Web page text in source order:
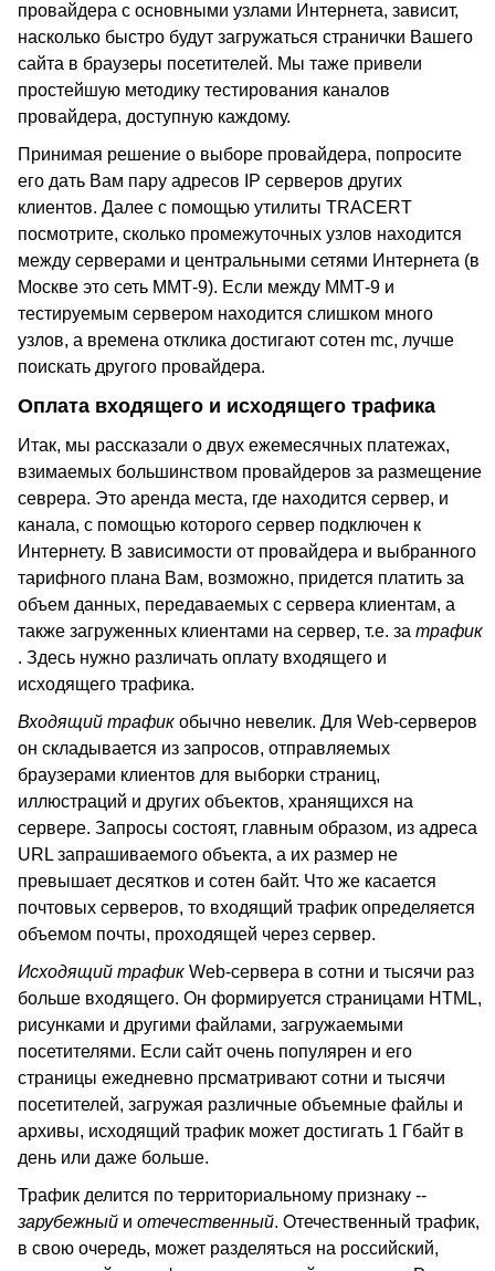
провайдера с основными узлами Интернета, зависит,
насколько быстро будут загружаться странички Вашего
сайта в браузеры посетителей. Мы таже привели
простейшую методику тестирования каналов
провайдера, доступную каждому.
Принимая решение о выборе провайдера, попросите
его дать Вам пару адресов IP серверов других
клиентов. Далее с помощью утилиты TRACERT
посмотрите, сколько промежуточных узлов находится
между серверами и центральными сетями Интернета (в
Москве это сеть ММТ-9). Если между ММТ-9 и
тестируемым сервером находится слишком много
узлов, а времена отклика достигают сотен mc, лучше
поискать другого провайдера.
Оплата входящего и исходящего трафика
Итак, мы рассказали о двух ежемесячных платежах,
взимаемых большинством провайдеров за размещение
севрера. Это аренда места, где находится сервер, и
канала, с помощью которого сервер подключен к
Интернету. В зависимости от провайдера и выбранного
тарифного плана Вам, возможно, придется платить за
объем данных, передаваемых с сервера клиентам, а
также загруженных клиентами на сервер, т.е. за трафик
. Здесь нужно различать оплату входящего и
исходящего трафика.
Входящий трафик обычно невелик. Для Web-серверов
он складывается из запросов, отправляемых
браузерами клиентов для выборки страниц,
иллюстраций и других объектов, хранящихся на
сервере. Запросы состоят, главным образом, из адреса
URL запрашиваемого объекта, а их размер не
превышает десятков и сотен байт. Что же касается
почтовых серверов, то входящий трафик определяется
объемом почты, проходящей через сервер.
Исходящий трафик Web-сервера в сотни и тысячи раз
больше входящего. Он формируется страницами HTML,
рисунками и другими файлами, загружаемыми
посетителями. Если сайт очень популярен и его
страницы ежедневно прсматривают сотни и тысячи
посетителей, загружая различные объемные файлы и
архивы, исходящий трафик может достигать 1 Гбайт в
день или даже больше.
Трафик делится по территориальному признаку --
зарубежный и отечественный. Отечественный трафик,
в свою очередь, может разделяться на российский,